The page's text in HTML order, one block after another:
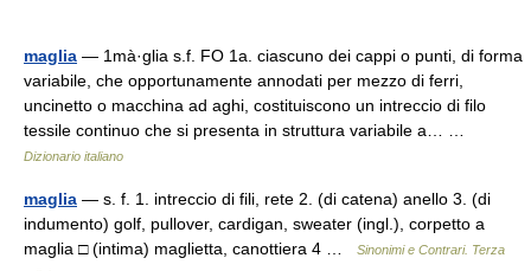
maglia — 1mà·glia s.f. FO 1a. ciascuno dei cappi o punti, di forma
variabile, che opportunamente annodati per mezzo di ferri,
uncinetto o macchina ad aghi, costituiscono un intreccio di filo
tessile continuo che si presenta in struttura variabile a… …
Dizionario italiano
maglia — s. f. 1. intreccio di fili, rete 2. (di catena) anello 3. (di
indumento) golf, pullover, cardigan, sweater (ingl.), corpetto a
maglia □ (intima) maglietta, canottiera 4 …
Sinonimi e Contrari. Terza